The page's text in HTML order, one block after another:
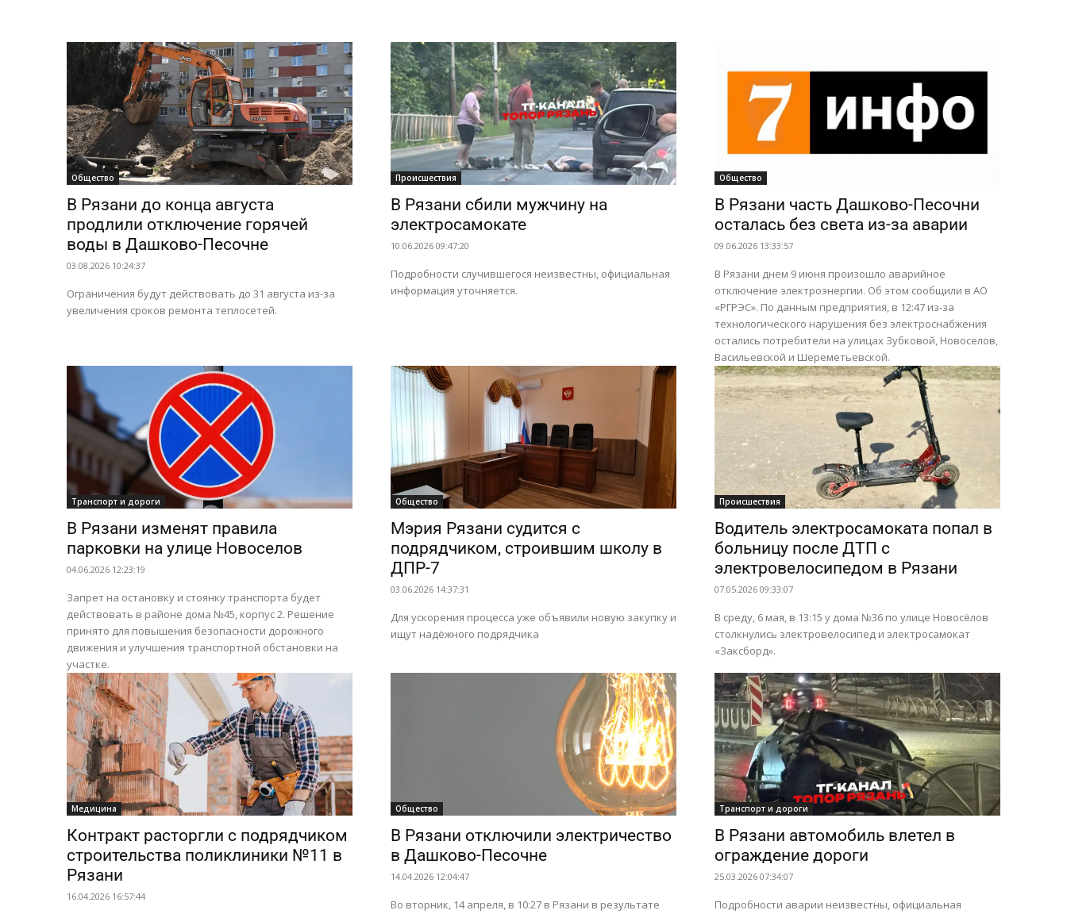
Общество
В Рязани до конца августа
продлили отключение горячей
воды в Дашково-Песочне
03.08.2026 10:24:37
Ограничения будут действовать до 31 августа из-за
увеличения сроков ремонта теплосетей.
Происшествия
В Рязани сбили мужчину на
электросамокате
10.06.2026 09:47:20
Подробности случившегося неизвестны, официальная
информация уточняется.
Общество
В Рязани часть Дашково-Песочни
осталась без света из-за аварии
09.06.2026 13:33:57
В Рязани днем 9 июня произошло аварийное
отключение электроэнергии. Об этом сообщили в АО
«РГРЭС». По данным предприятия, в 12:47 из-за
технологического нарушения без электроснабжения
остались потребители на улицах Зубковой, Новоселов,
Васильевской и Шереметьевской.
Транспорт и дороги
В Рязани изменят правила
парковки на улице Новоселов
04.06.2026 12:23:19
Запрет на остановку и стоянку транспорта будет
действовать в районе дома №45, корпус 2. Решение
принято для повышения безопасности дорожного
движения и улучшения транспортной обстановки на
участке.
Общество
Мэрия Рязани судится с
подрядчиком, строившим школу в
ДПР-7
03.06.2026 14:37:31
Для ускорения процесса уже объявили новую закупку и
ищут надёжного подрядчика
Происшествия
Водитель электросамоката попал в
больницу после ДТП с
электровелосипедом в Рязани
07.05.2026 09:33:07
В среду, 6 мая, в 13:15 у дома №36 по улице Новосёлов
столкнулись электровелосипед и электросамокат
«Заксборд».
Медицина
Контракт расторгли с подрядчиком
строительства поликлиники №11 в
Рязани
16.04.2026 16:57:44
Общество
В Рязани отключили электричество
в Дашково-Песочне
14.04.2026 12:04:47
Во вторник, 14 апреля, в 10:27 в Рязани в результате
Транспорт и дороги
В Рязани автомобиль влетел в
ограждение дороги
25.03.2026 07:34:07
Подробности аварии неизвестны, официальная